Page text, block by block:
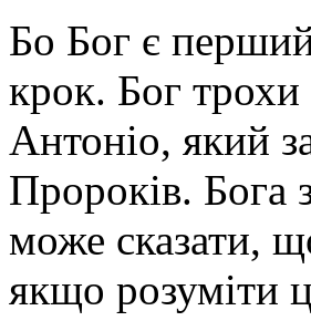
Бо Бог є
крок. Бог трохи
Антоніо, який
Пророків. Бога
може сказати,
якщо розуміти